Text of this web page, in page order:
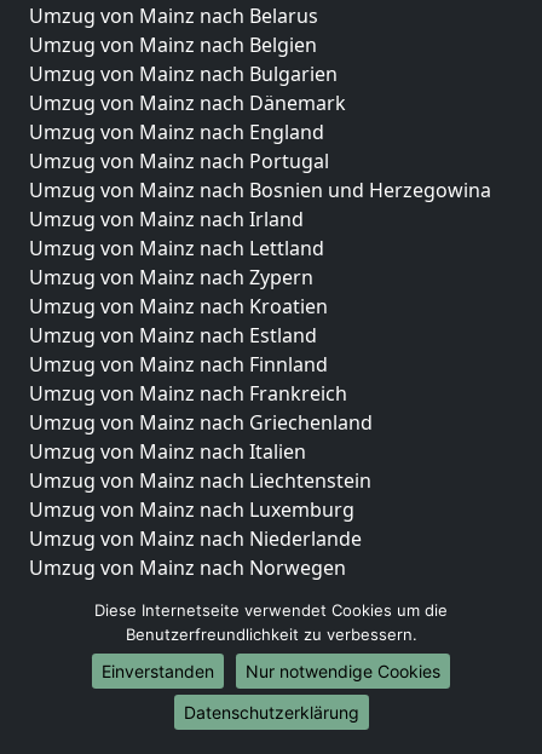
Umzug von Mainz nach Belarus
Umzug von Mainz nach Belgien
Umzug von Mainz nach Bulgarien
Umzug von Mainz nach Dänemark
Umzug von Mainz nach England
Umzug von Mainz nach Portugal
Umzug von Mainz nach Bosnien und Herzegowina
Umzug von Mainz nach Irland
Umzug von Mainz nach Lettland
Umzug von Mainz nach Zypern
Umzug von Mainz nach Kroatien
Umzug von Mainz nach Estland
Umzug von Mainz nach Finnland
Umzug von Mainz nach Frankreich
Umzug von Mainz nach Griechenland
Umzug von Mainz nach Italien
Umzug von Mainz nach Liechtenstein
Umzug von Mainz nach Luxemburg
Umzug von Mainz nach Niederlande
Umzug von Mainz nach Norwegen
Umzüge-Deutschlandweit
Umzug von Mainz nach Berlin
Umzug von Mainz nach Hamburg
Umzug von Mainz nach München
Diese Internetseite verwendet Cookies um die
Benutzerfreundlichkeit zu verbessern.
Einverstanden
Nur notwendige Cookies
Datenschutzerklärung